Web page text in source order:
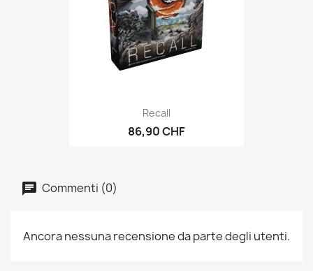
Recall
86,90 CHF
Commenti (0)
Ancora nessuna recensione da parte degli utenti.